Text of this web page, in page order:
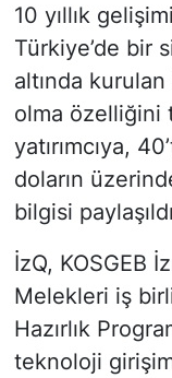
10 yıllık
Türkiye’de bir
altında kurulan
olma özelliğini
yatırımcıya,
doların
bilgisi
İzQ, KOSGEB
Melekleri iş
Hazırlık
teknoloji